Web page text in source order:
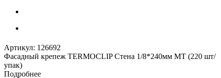
Артикул: 126692
Фасадный крепеж TERMOCLIP Стена 1/8*240мм MT (220 шт/
упак)
Подробнее